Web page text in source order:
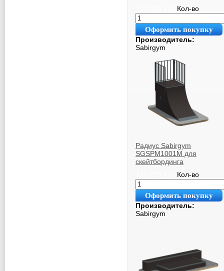
Кол-во
Оформить покупку
Производитель:
Sabirgym
Радиус Sabirgym
SGSPM1001M для
скейтбординга
Кол-во
Оформить покупку
Производитель:
Sabirgym